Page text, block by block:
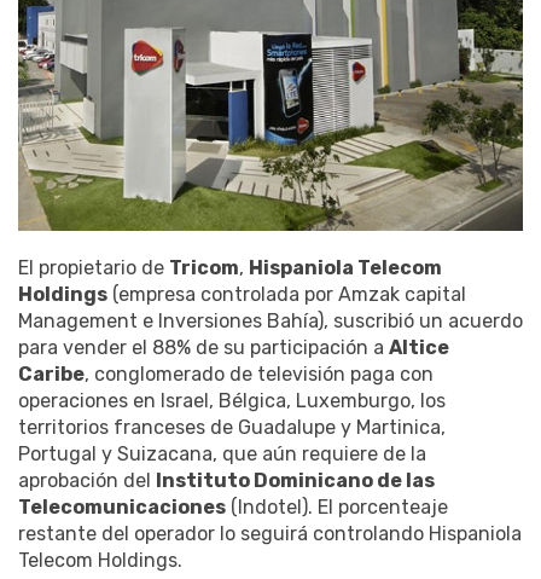
El propietario de Tricom, Hispaniola Telecom
Holdings (empresa controlada por Amzak capital
Management e Inversiones Bahía), suscribió un acuerdo
para vender el 88% de su participación a Altice
Caribe, conglomerado de televisión paga con
operaciones en Israel, Bélgica, Luxemburgo, los
territorios franceses de Guadalupe y Martinica,
Portugal y Suizacana, que aún requiere de la
aprobación del Instituto Dominicano de las
Telecomunicaciones (Indotel). El porcenteaje
restante del operador lo seguirá controlando Hispaniola
Telecom Holdings.